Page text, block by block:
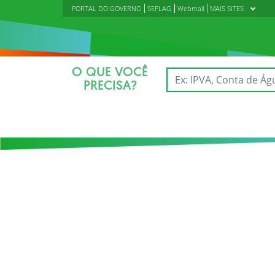
PORTAL DO GOVERNO SEPLAG Webmail MAIS SITES
O QUE VOCÊ
PRECISA?